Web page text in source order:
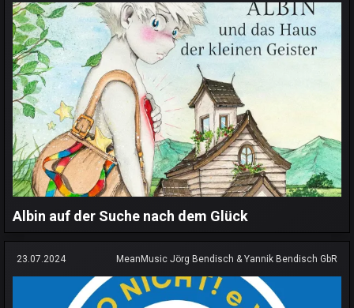
Albin auf der Suche nach dem Glück
23.07.2024 MeanMusic Jörg Bendisch & Yannik Bendisch GbR